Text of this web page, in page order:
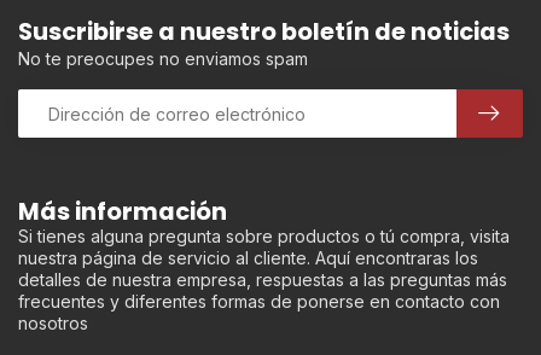
Más información
Si tienes alguna pregunta sobre productos o tú compra, visita
nuestra página de servicio al cliente. Aquí encontraras los
detalles de nuestra empresa, respuestas a las preguntas más
frecuentes y diferentes formas de ponerse en contacto con
nosotros
Suscribirse a nuestro boletín de noticias
No te preocupes no enviamos spam